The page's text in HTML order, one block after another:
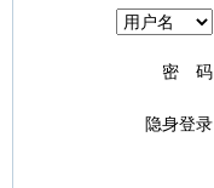
密 码
隐身登录